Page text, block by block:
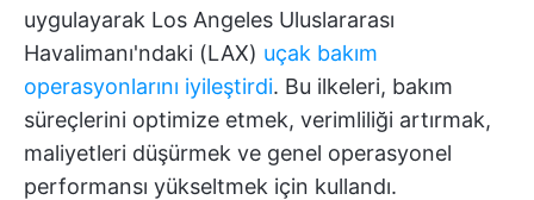
uygulayarak Los Angeles Uluslararası
Havalimanı'ndaki (LAX) uçak bakım
operasyonlarını iyileştirdi. Bu ilkeleri, bakım
süreçlerini optimize etmek, verimliliği artırmak,
maliyetleri düşürmek ve genel operasyonel
performansı yükseltmek için kullandı.